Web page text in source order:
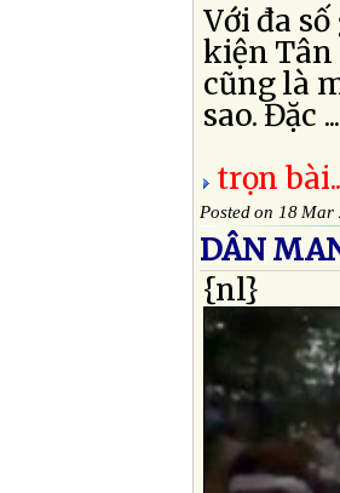
Với đa
kiện Tân
cũng là
sao. Đặc ...
trọn
Posted on 18 Mar
DÂN
{nl}